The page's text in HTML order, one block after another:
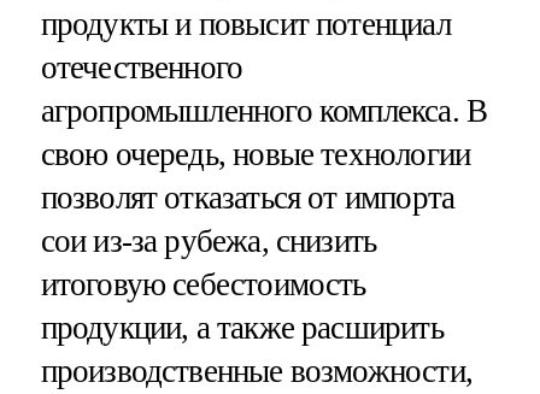
продукты и повысит потенциал
отечественного
агропромышленного комплекса. В
свою очередь, новые технологии
позволят отказаться от импорта
сои из-за рубежа, снизить
итоговую себестоимость
продукции, а также расширить
производственные возможности,